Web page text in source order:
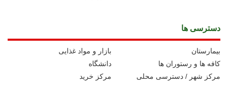
دسترسی ها
بازار و مواد غذایی
بیمارستان
دانشگاه
کافه ها و رستوران ها
مرکز خرید
مرکز شهر / دسترسی محلی